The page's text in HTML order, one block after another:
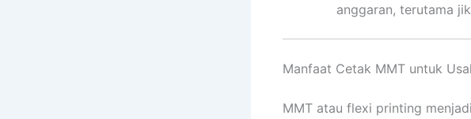
anggaran, terutama
Manfaat Cetak MMT untuk
MMT atau flexi printing